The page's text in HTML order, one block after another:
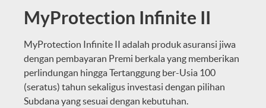
MyProtection Infinite II
MyProtection Infinite II adalah produk asuransi jiwa
dengan pembayaran Premi berkala yang memberikan
perlindungan hingga Tertanggung ber-Usia 100
(seratus) tahun sekaligus investasi dengan pilihan
Subdana yang sesuai dengan kebutuhan.